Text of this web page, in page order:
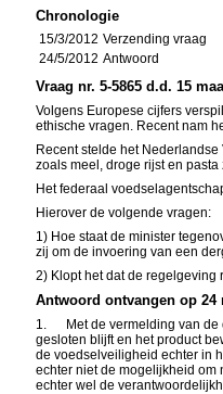
Chronologie
15/3/2012 Verzending vraag
24/5/2012 Antwoord
Vraag nr. 5-5865 d.d. 15
Volgens Europese cijfers
ethische vragen. Recent nam
Recent stelde het
zoals meel, droge rijst en
Het federaal
Hierover de volgende vragen:
1) Hoe staat de minister
zij om de invoering van een
2) Klopt het dat de
Antwoord ontvangen op 24
1. Met de vermelding van de
gesloten blijft en het product
de voedselveiligheid echter in
echter niet de mogelijkheid om
echter wel de